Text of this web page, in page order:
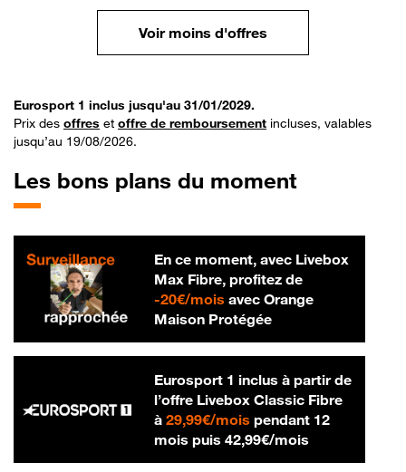
Voir moins d'offres
Eurosport 1 inclus jusqu'au 31/01/2029.
Prix des offres et offre de remboursement incluses, valables
jusqu’au 19/08/2026.
Les bons plans du moment
En ce moment, avec Livebox
Max Fibre, profitez de
-20€/mois20 € par mois
avec Orange
Maison Protégée
Eurosport 1 inclus à partir de
l’offre Livebox Classic Fibre
à 29,99€/mois29,99 € par mois
pendant 12
mois puis 42,99€/mois42,99 € par